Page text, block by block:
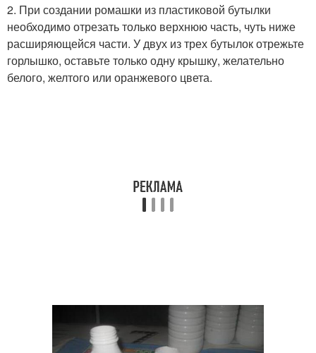
2. При создании ромашки из пластиковой бутылки
необходимо отрезать только верхнюю часть, чуть ниже
расширяющейся части. У двух из трех бутылок отрежьте
горлышко, оставьте только одну крышку, желательно
белого, желтого или оранжевого цвета.